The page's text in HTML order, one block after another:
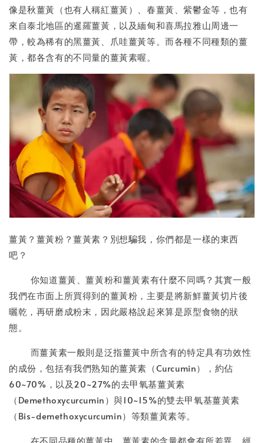
像是秋薑黃（也有人稱紅薑黃）、春薑黃、紫鬱金等，也有
來自泰北地區的暹羅薑黃，以及緬甸和喜馬拉雅山周邊一
帶，較為稀有的黑薑黃、爪哇薑黃等。而各種不同種類的薑
黃，都各含有的不同量的薑黃素喔。
薑黃？薑黃粉？薑黃素？別想騙我，你們都是一樣的東西
吧？
你知道薑黃、薑黃粉和薑黃素有什麼不同嗎？其實一般
我們在市面上所買得到的薑黃粉，主要是將新鮮薑黃切片後
曬乾，再研磨成粉末，因此嚴格說起來算是原型食物的狀
態。
而薑黃素一般則是泛指薑黃中所含有的特定具有功效性
的成份，包括有我們熟知的薑黃素（Curcumin），約佔
60~70%，以及20~27%的去甲氧基薑黃素
（Demethoxycurcumin）與10~15%的雙去甲氧基薑黃素
（Bis-demethoxycurcumin）等類薑黃素等。
在不同品種的薑黃中，薑黃素的含量都會有所差異，經